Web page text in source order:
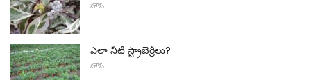
హౌస్
ఎలా నీటి స్ట్రాబెర్రీలు?
హౌస్